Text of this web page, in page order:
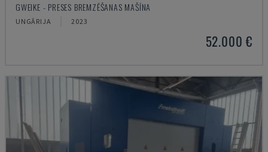
GWEIKE - PRESES BREMZĒŠANAS MAŠĪNA
UNGĀRIJA 2023
52.000 €